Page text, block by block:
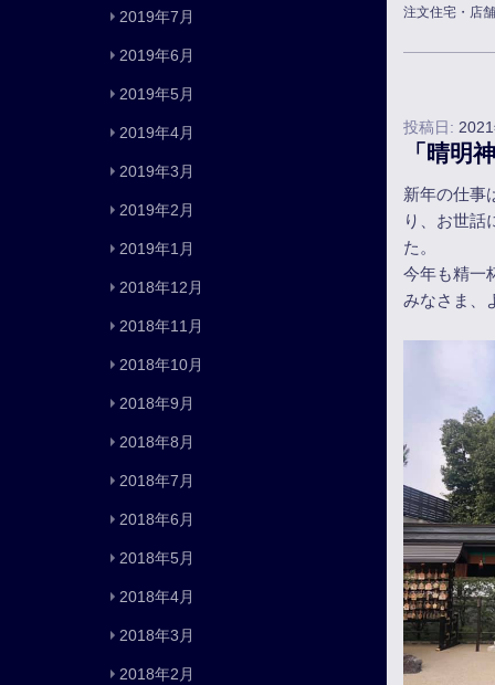
注文住宅・店
投稿日:
「晴明
新年の仕事
り、お世話
た。
今年も精一
みなさま、
2019年7月
2019年6月
2019年5月
2019年4月
2019年3月
2019年2月
2019年1月
2018年12月
2018年11月
2018年10月
2018年9月
2018年8月
2018年7月
2018年6月
2018年5月
2018年4月
2018年3月
2018年2月